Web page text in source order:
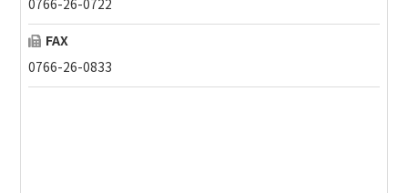
FAX
0766-26-0833